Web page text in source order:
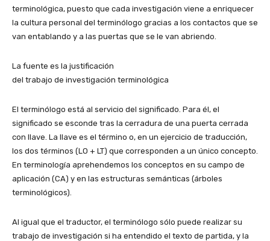
terminológica, puesto que cada investigación viene a enriquecer
la cultura personal del terminólogo gracias a los contactos que se
van entablando y a las puertas que se le van abriendo.
La fuente es la justificación
del trabajo de investigación terminológica
El terminólogo está al servicio del significado. Para él, el
significado se esconde tras la cerradura de una puerta cerrada
con llave. La llave es el término o, en un ejercicio de traducción,
los dos términos (LO + LT) que corresponden a un único concepto.
En terminología aprehendemos los conceptos en su campo de
aplicación (CA) y en las estructuras semánticas (árboles
terminológicos).
Al igual que el traductor, el terminólogo sólo puede realizar su
trabajo de investigación si ha entendido el texto de partida, y la